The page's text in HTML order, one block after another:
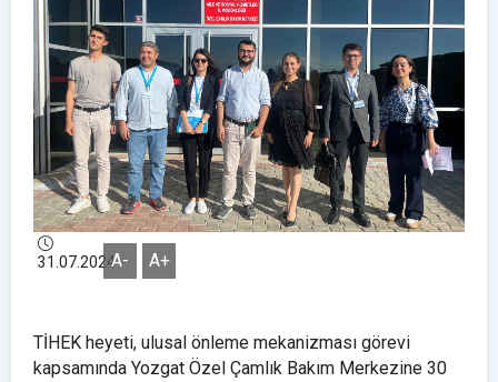
31.07.2024A- A+
TİHEK heyeti, ulusal önleme mekanizması görevi
kapsamında Yozgat Özel Çamlık Bakım Merkezine 30